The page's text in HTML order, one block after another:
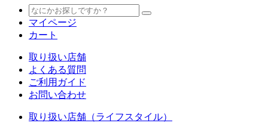
マイページ
カート
取り扱い店舗
よくある質問
ご利用ガイド
お問い合わせ
取り扱い店舗（ライフスタイル）